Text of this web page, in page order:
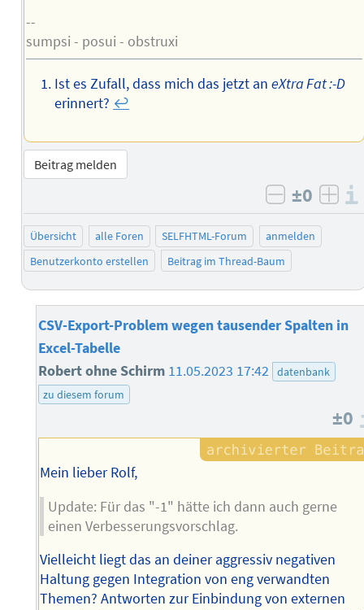
--
sumpsi - posui - obstruxi
Ist es Zufall, dass mich das jetzt aneXtra Fat :-D
erinnert? ↩︎
Beitrag melden
negativ
±0
Übersicht alle Foren SELFHTML-Forum
anmelden
Benutzerkonto erstellen
Beitrag im Thread-Baum
CSV-Export-Problem wegen tausender Spalten in
Excel-Tabelle
Robert ohne Schirm 11.05.2023 17:42 datenbank
zu diesem forum
±0
Mein lieber Rolf,
Update: Für das "-1" hätte ich dann auch gerne
einen Verbesserungsvorschlag.
Vielleicht liegt das an deiner aggressiv negativen
Haltung gegen Integration von eng verwandten
Themen? Antworten zur Einbindung von externen